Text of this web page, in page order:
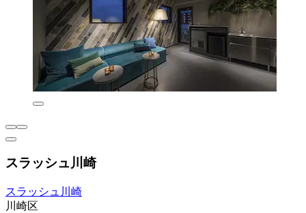
スラッシュ川崎
スラッシュ川崎
川崎区